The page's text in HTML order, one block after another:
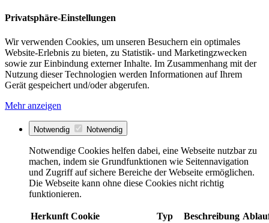
Privatsphäre-Einstellungen
Wir verwenden Cookies, um unseren Besuchern ein optimales
Website-Erlebnis zu bieten, zu Statistik- und Marketingzwecken
sowie zur Einbindung externer Inhalte. Im Zusammenhang mit der
Nutzung dieser Technologien werden Informationen auf Ihrem
Gerät gespeichert und/oder abgerufen.
Mehr anzeigen
Notwendig Notwendig
Notwendige Cookies helfen dabei, eine Webseite nutzbar zu
machen, indem sie Grundfunktionen wie Seitennavigation
und Zugriff auf sichere Bereiche der Webseite ermöglichen.
Die Webseite kann ohne diese Cookies nicht richtig
funktionieren.
Herkunft Cookie Typ Beschreibung